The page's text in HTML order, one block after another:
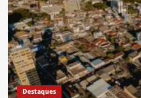
Destaques